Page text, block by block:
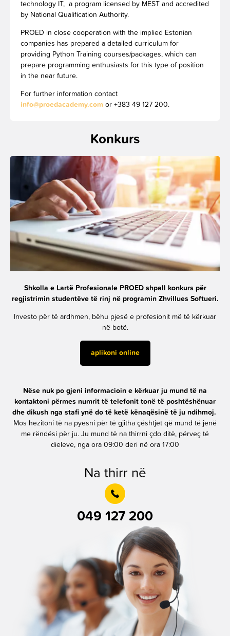
technology IT, a program licensed by MEST and accredited
by National Qualification Authority.
PROED in close cooperation with the implied Estonian
companies has prepared a detailed curriculum for
providing Python Training courses/packages, which can
prepare programming enthusiasts for this type of position
in the near future.
For further information contact
info@proedacademy.com or +383 49 127 200.
Konkurs
Shkolla e Lartë Profesionale PROED shpall konkurs për
regjistrimin studentëve të rinj në programin Zhvillues Softueri.
Investo për të ardhmen, bëhu pjesë e profesionit më të kërkuar
në botë.
aplikoni online
Nëse nuk po gjeni informacioin e kërkuar ju mund të na
kontaktoni përmes numrit të telefonit tonë të poshtëshënuar
dhe dikush nga stafi ynë do të ketë kënaqësinë të ju ndihmoj.
Mos hezitoni të na pyesni për të gjitha çështjet që mund të jenë
me rëndësi për ju. Ju mund të na thirrni çdo ditë, përveç të
dieleve, nga ora 09:00 deri në ora 17:00
Na thirr në
049 127 200